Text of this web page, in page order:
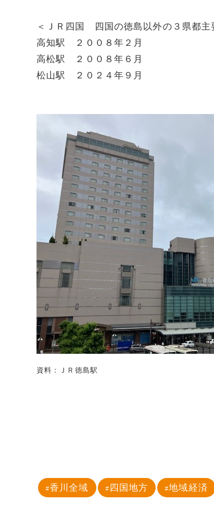
＜ＪＲ四国 四国の徳島以外の３県都主
高知駅 ２００８年２月
高松駅 ２００８年６月
松山駅 ２０２４年９月
資料：ＪＲ徳島駅
香川全域 四国地方 地域経済